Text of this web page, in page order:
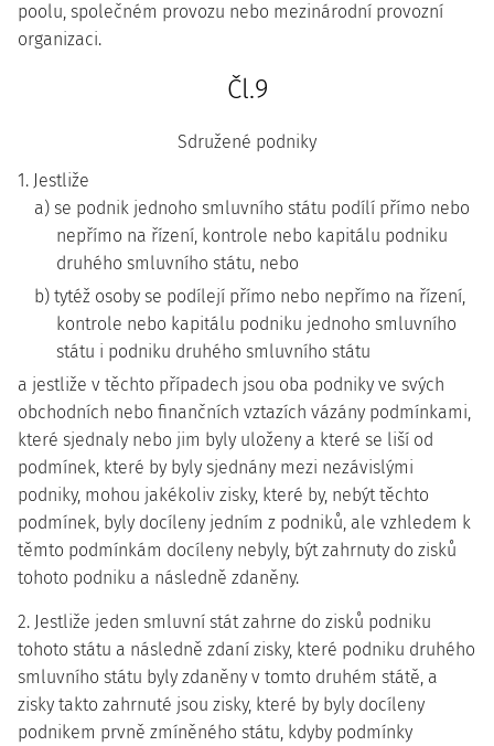
poolu, společném provozu nebo mezinárodní provozní
organizaci.
Čl.9
Sdružené podniky
1. Jestliže
a) se podnik jednoho smluvního státu podílí přímo nebo
nepřímo na řízení, kontrole nebo kapitálu podniku
druhého smluvního státu, nebo
b) tytéž osoby se podílejí přímo nebo nepřímo na řízení,
kontrole nebo kapitálu podniku jednoho smluvního
státu i podniku druhého smluvního státu
a jestliže v těchto případech jsou oba podniky ve svých
obchodních nebo finančních vztazích vázány podmínkami,
které sjednaly nebo jim byly uloženy a které se liší od
podmínek, které by byly sjednány mezi nezávislými
podniky, mohou jakékoliv zisky, které by, nebýt těchto
podmínek, byly docíleny jedním z podniků, ale vzhledem k
těmto podmínkám docíleny nebyly, být zahrnuty do zisků
tohoto podniku a následně zdaněny.
2. Jestliže jeden smluvní stát zahrne do zisků podniku
tohoto státu a následně zdaní zisky, které podniku druhého
smluvního státu byly zdaněny v tomto druhém státě, a
zisky takto zahrnuté jsou zisky, které by byly docíleny
podnikem prvně zmíněného státu, kdyby podmínky